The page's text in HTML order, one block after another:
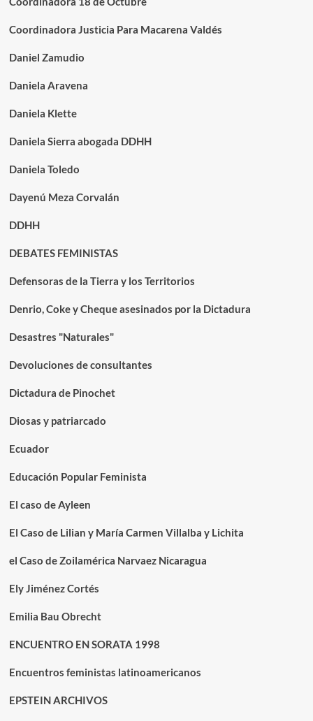
Coordinadora Justicia Para Macarena Valdés
Daniel Zamudio
Daniela Aravena
Daniela Klette
Daniela Sierra abogada DDHH
Daniela Toledo
Dayenú Meza Corvalán
DDHH
DEBATES FEMINISTAS
Defensoras de la Tierra y los Territorios
Denrio, Coke y Cheque asesinados por la Dictadura
Desastres "Naturales"
Devoluciones de consultantes
Dictadura de Pinochet
Diosas y patriarcado
Ecuador
Educación Popular Feminista
El caso de Ayleen
El Caso de Lilian y María Carmen Villalba y Lichita
el Caso de Zoilamérica Narvaez Nicaragua
Ely Jiménez Cortés
Emilia Bau Obrecht
ENCUENTRO EN SORATA 1998
Encuentros feministas latinoamericanos
EPSTEIN ARCHIVOS